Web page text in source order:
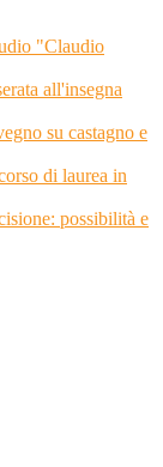
"Claudio
all'insegna
su castagno e
di laurea in
possibilità e